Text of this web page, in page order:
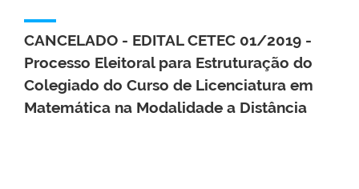
CANCELADO - EDITAL CETEC 01/2019 -
Processo Eleitoral para Estruturação do
Colegiado do Curso de Licenciatura em
Matemática na Modalidade a Distância